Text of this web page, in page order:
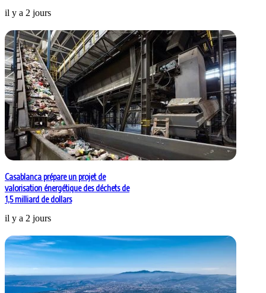
il y a 2 jours
Casablanca prépare un projet de
valorisation énergétique des déchets de
1,5 milliard de dollars
il y a 2 jours